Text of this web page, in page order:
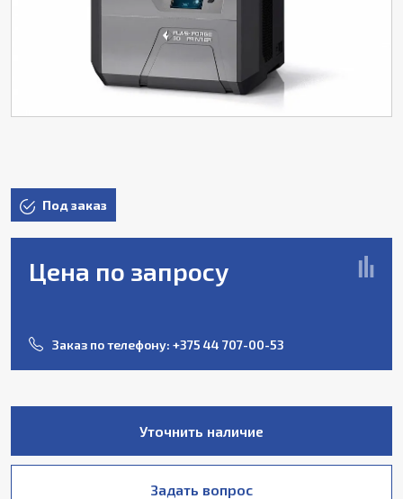
Под заказ
Цена по запросу
Заказ по телефону: +375 44 707-00-53
Уточнить наличие
Задать вопрос